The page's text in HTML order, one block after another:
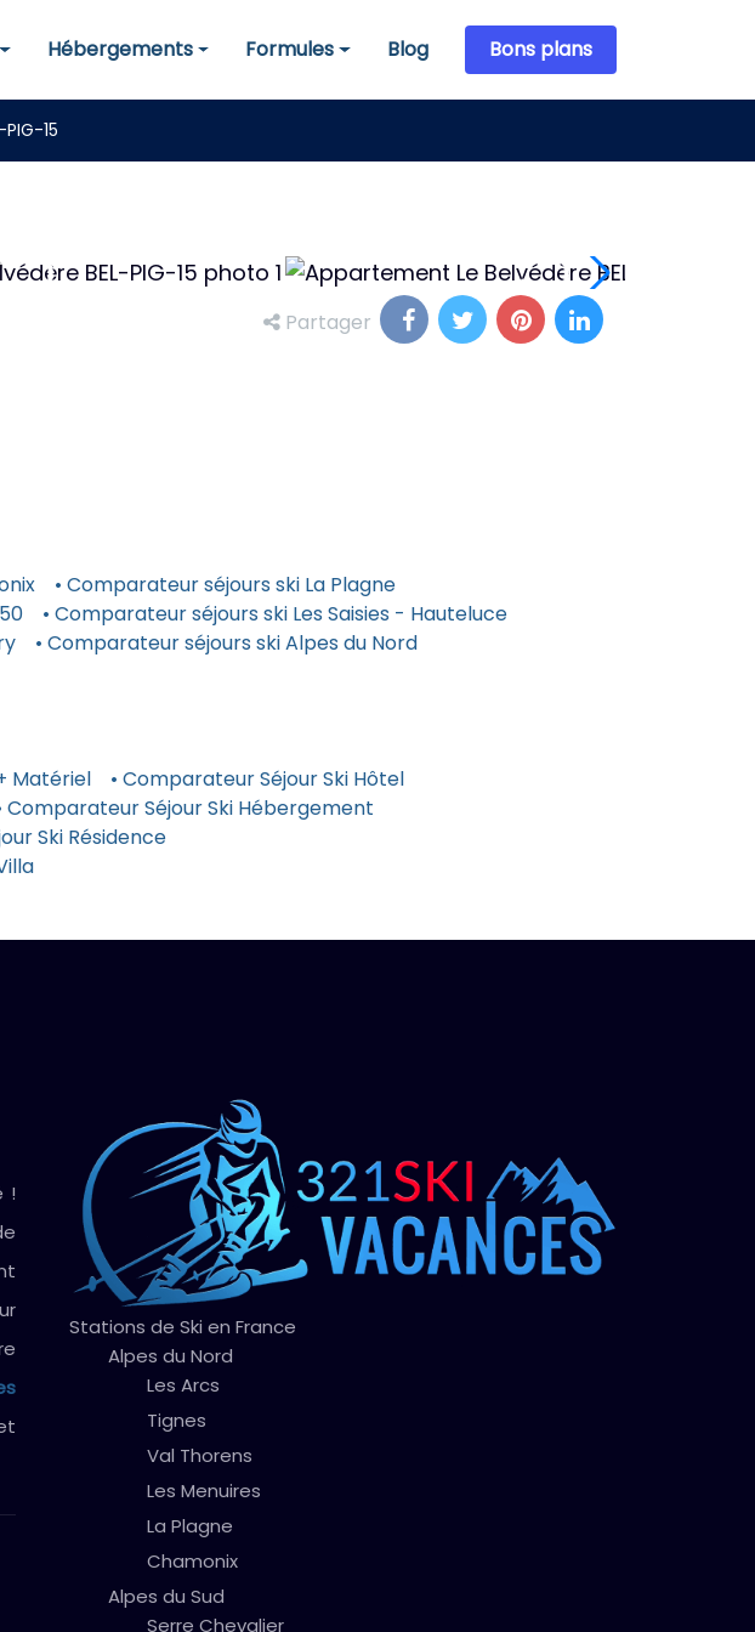
skiHébergements
Hébergements Formules
Formules Blog Bons plans
15
Partager
• Comparateur séjours ski La Plagne
• Comparateur séjours ski Les Saisies - Hauteluce
• Comparateur séjours ski Alpes du Nord
Matériel
• Comparateur Séjour Ski Hôtel
Comparateur Séjour Ski Hébergement
Ski Résidence
!
Stations de Ski en France
Alpes du Nord
Les Arcs
Tignes
Val Thorens
Les Menuires
La Plagne
Chamonix
Alpes du Sud
Serre Chevalier